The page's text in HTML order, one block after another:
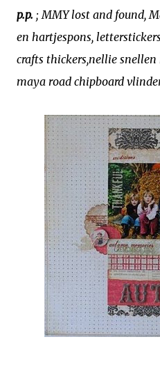
p.p. ; MMY lost and found,
en hartjespons,
crafts thickers,nellie
maya road chipboard